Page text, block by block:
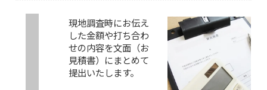
現地調査時にお伝え
した金額や打ち合わ
せの内容を文面（お
見積書）にまとめて
提出いたします。